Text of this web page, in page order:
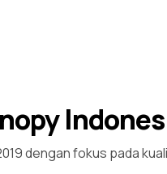
dengan fokus pada